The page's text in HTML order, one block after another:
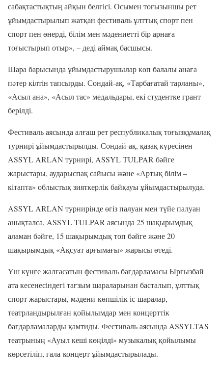
сабақтастықтың айқын белгісі. Осымен тоғызыншы рет
ұйымдастырылып жатқан фестиваль ұлттық спорт пен
спорт пен өнерді, білім мен мәдениетті бір арнаға
тоғыстырып отыр», – деді аймақ басшысы.
Шара барысында ұйымдастырушылар көп балалы анаға
пәтер кілтін тапсырды. Сондай-ақ, «Тарбағатай тарланы»,
«Асыл ана», «Асыл тас» медальдары, екі студентке грант
берілді.
Фестиваль аясында алғаш рет республикалық тоғызқұмалақ
турнирі ұйымдастырылды. Сондай-ақ, қазақ күресінен
ASSYL ARLAN турнирі, ASSYL TULPAR бәйге
жарыстары, аударыспақ сайысы және «Артық білім –
кітапта» облыстық зияткерлік байқауы ұйымдастырылуда.
ASSYL ARLAN турнирінде өгіз палуан мен түйе палуан
анықталса, ASSYL TULPAR аясында 25 шақырымдық
аламан бәйге, 15 шақырымдық топ бәйге және 20
шақырымдық «Ақсуат арғымағы» жарысы өтеді.
Үш күнге жалғасатын фестиваль бағдарламасы Ырғызбай
ата кесенесіндегі тағзым шараларынан басталып, ұлттық
спорт жарыстары, мәдени-көпшілік іс-шаралар,
театрландырылған қойылымдар мен концерттік
бағдарламаларды қамтиды. Фестиваль аясында ASSYLTAS
театрының «Ауыл кеші көңілді» музыкалық қойылымы
көрсетіліп, гала-концерт ұйымдастырылады.